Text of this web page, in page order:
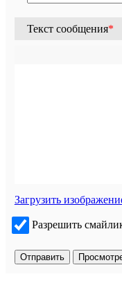
Текст сообщения*
Загрузить
Разрешить